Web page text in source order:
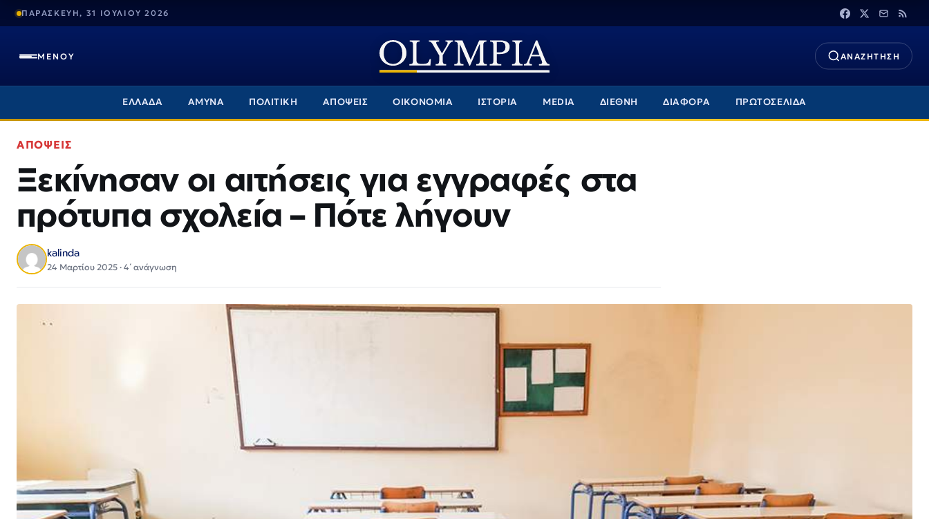
ΠΑΡΑΣΚΕΥΗ, 31 ΙΟΥΛΙΟΥ 2026
ΜΕΝΟΥ ΑΝΑΖΗΤΗΣΗ
ΕΛΛΑΔΑ ΑΜΥΝΑ ΠΟΛΙΤΙΚΗ ΑΠΟΨΕΙΣ ΟΙΚΟΝΟΜΙΑ ΙΣΤΟΡΙΑ MEDIA ΔΙΕΘΝΗ ΔΙΑΦΟΡΑ ΠΡΩΤΟΣΕΛΙΔΑ
ΑΠΟΨΕΙΣ
Ξεκίνησαν οι αιτήσεις για εγγραφές στα
πρότυπα σχολεία – Πότε λήγουν
kalinda
24 Μαρτίου 2025 · 4΄ ανάγνωση